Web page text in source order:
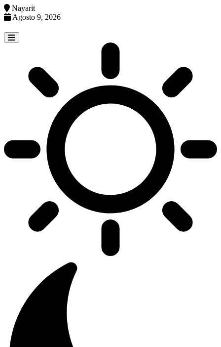
Nayarit
Agosto 9, 2026
to
content